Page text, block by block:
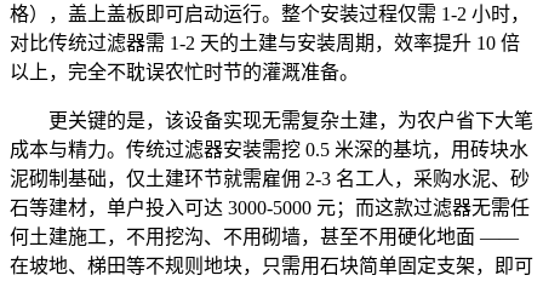
格），盖上盖板即可启动运行。整个安装过程仅需 1-2 小时，
对比传统过滤器需 1-2 天的土建与安装周期，效率提升 10 倍
以上，完全不耽误农忙时节的灌溉准备。
更关键的是，该设备实现无需复杂土建，为农户省下大笔
成本与精力。传统过滤器安装需挖 0.5 米深的基坑，用砖块水
泥砌制基础，仅土建环节就需雇佣 2-3 名工人，采购水泥、砂
石等建材，单户投入可达 3000-5000 元；而这款过滤器无需任
何土建施工，不用挖沟、不用砌墙，甚至不用硬化地面 ——
在坡地、梯田等不规则地块，只需用石块简单固定支架，即可